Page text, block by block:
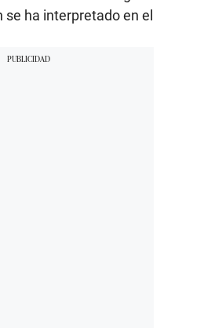
se ha interpretado en el